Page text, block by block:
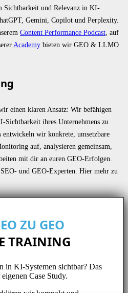
Sichtbarkeit und Relevanz in KI-
Gemini, Copilot und Perplexity.
Content Performance Podcast , auf
Academy bieten wir GEO & LLMO
einen klaren Ansatz: Wir befähigen
ihres Unternehmens zu
entwickeln wir konkrete, umsetzbare
auf, analysieren gemeinsam,
mit dir an euren GEO-Erfolgen.
und GEO-Experten. Hier mehr zu
ZU GEO
TRAINING
in KI-Systemen sichtbar? Das
Case Study.